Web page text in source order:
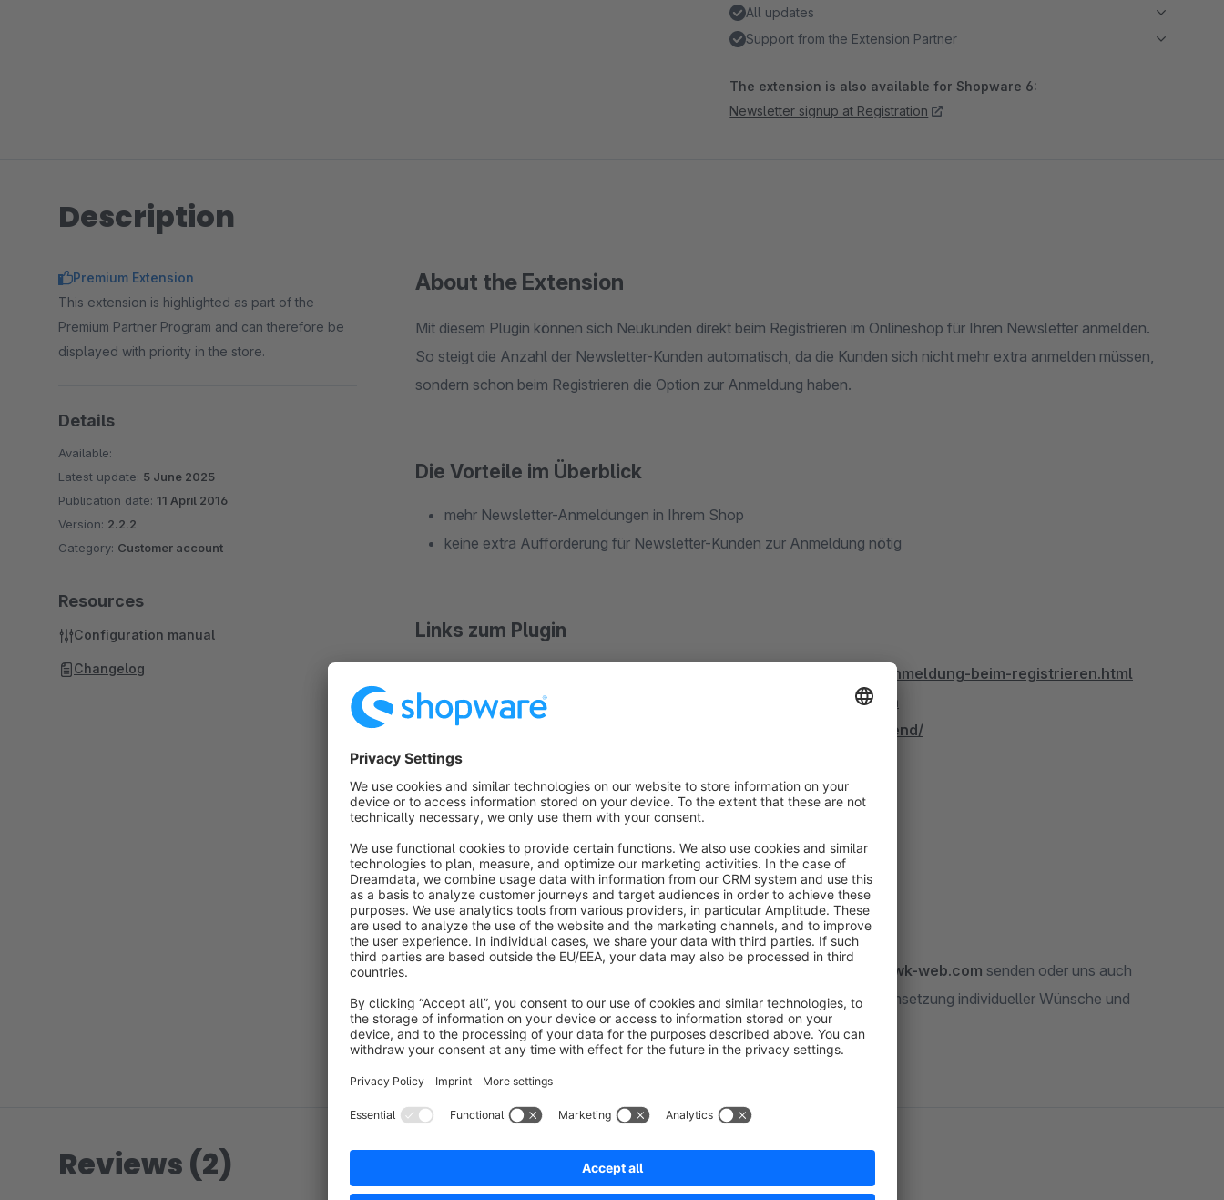
All updates
Support from the Extension Partner
The extension is also available for Shopware 6:
Newsletter signup at Registration
Description
About the Extension
Mit diesem Plugin können sich Neukunden direkt beim Registrieren im Onlineshop für Ihren Newsletter anmelden.
So steigt die Anzahl der Newsletter-Kunden automatisch, da die Kunden sich nicht mehr extra anmelden müssen,
sondern schon beim Registrieren die Option zur Anmeldung haben.
Die Vorteile im Überblick
mehr Newsletter-Anmeldungen in Ihrem Shop
keine extra Aufforderung für Newsletter-Kunden zur Anmeldung nötig
Links zum Plugin
http://doku.swk-web.com/newsletter-anmeldung-beim-registrieren.html
Link zur Demo:sw5demo.swk-web.com/account#show-registration
Link zum Backend der Demo:
https://sw5demo.swk-web.com/backend/
Benutzername: testzugang
Passwort: testzugang
Fragen? Kontaktieren Sie uns
support@swk-web.com senden oder uns auch
telefonisch unter+49 176 8057 9091erreichen. Gerne sind wir bei der Umsetzung individueller Wünsche und
Erweiterungen behilflich.
Premium Extension
This extension is highlighted as part of the
Premium Partner Program and can therefore be
displayed with priority in the store.
Details
Available:
Latest update: 5 June 2025
Publication date: 11 April 2016
Version: 2.2.2
Category: Customer account
Resources
Configuration manual
Changelog
Reviews (2)